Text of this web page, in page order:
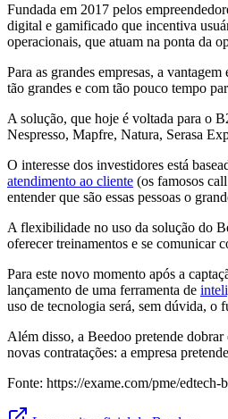
Fundada em 2017 pelos
digital e gamificado que incentiva
operacionais, que atuam na ponta da
Para as grandes empresas, a
tão grandes e com tão pouco tempo
A solução, que hoje é voltada para o
Nespresso, Mapfre, Natura, Serasa
O interesse dos investidores está
atendimento ao cliente (os famosos
entender que são essas pessoas o
A flexibilidade no uso da solução do
oferecer treinamentos e se comunicar
Para este novo momento após a
lançamento de uma ferramenta de
uso de tecnologia será, sem dúvida, o
Além disso, a Beedoo pretende
novas contratações: a empresa
Fonte: https://exame.com/pme/